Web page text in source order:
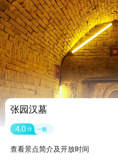
张园汉墓
4.0 分 一般
查看景点简介及开放时间
